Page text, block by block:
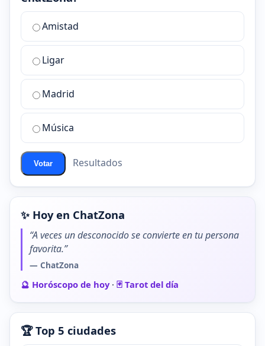
¿Cuál
la
mejor
sala
chat
ChatZona?
Amistad
Ligar
Madrid
Música
Votar Resultados
✨ Hoy en ChatZona
“A veces un desconocido se convierte en tu persona
favorita.”
— ChatZona
🔮 Horóscopo de hoy· 🃏 Tarot del día
🏆 Top 5 ciudades